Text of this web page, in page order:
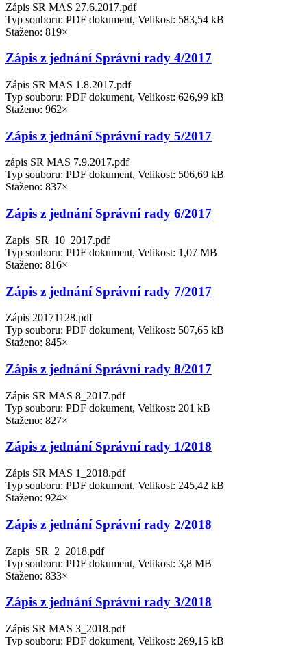
Zápis SR MAS 27.6.2017.pdf
Typ souboru: PDF dokument, Velikost: 583,54 kB
Staženo: 819×
Zápis z jednání Správní rady 4/2017
Zápis SR MAS 1.8.2017.pdf
Typ souboru: PDF dokument, Velikost: 626,99 kB
Staženo: 962×
Zápis z jednání Správní rady 5/2017
zápis SR MAS 7.9.2017.pdf
Typ souboru: PDF dokument, Velikost: 506,69 kB
Staženo: 837×
Zápis z jednání Správní rady 6/2017
Zapis_SR_10_2017.pdf
Typ souboru: PDF dokument, Velikost: 1,07 MB
Staženo: 816×
Zápis z jednání Správní rady 7/2017
Zápis 20171128.pdf
Typ souboru: PDF dokument, Velikost: 507,65 kB
Staženo: 845×
Zápis z jednání Správní rady 8/2017
Zápis SR MAS 8_2017.pdf
Typ souboru: PDF dokument, Velikost: 201 kB
Staženo: 827×
Zápis z jednání Správní rady 1/2018
Zápis SR MAS 1_2018.pdf
Typ souboru: PDF dokument, Velikost: 245,42 kB
Staženo: 924×
Zápis z jednání Správní rady 2/2018
Zapis_SR_2_2018.pdf
Typ souboru: PDF dokument, Velikost: 3,8 MB
Staženo: 833×
Zápis z jednání Správní rady 3/2018
Zápis SR MAS 3_2018.pdf
Typ souboru: PDF dokument, Velikost: 269,15 kB